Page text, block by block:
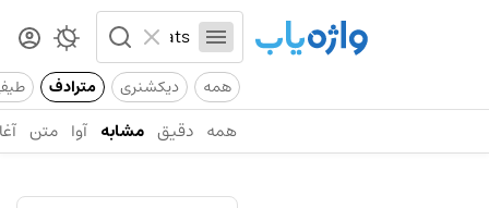
همه دیکشنری مترادف
همه دقیق مشابه آوا متن